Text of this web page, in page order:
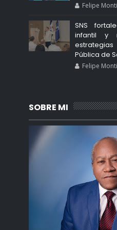
Felipe
SNS
infantil y
Pública de
Felipe
SOBRE MI